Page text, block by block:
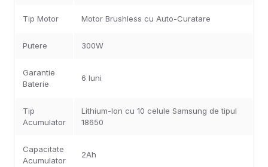
Tip Motor Motor Brushless cu Auto-Curatare
Putere 300W
Garantie
Baterie
6 luni
Tip
Acumulator
Lithium-Ion cu 10 celule Samsung de tipul
18650
Capacitate
Acumulator
2Ah